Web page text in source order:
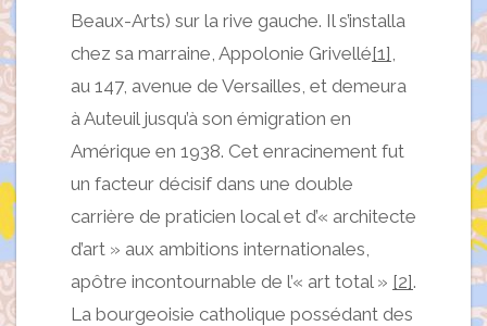
Beaux-Arts) sur la rive gauche. Il s’installa
chez sa marraine, Appolonie Grivellé[1]
au 147, avenue de Versailles, et demeura
à Auteuil jusqu’à son émigration en
Amérique en 1938. Cet enracinement fut
un facteur décisif dans une double
carrière de praticien local et d’« architecte
d’art » aux ambitions internationales,
apôtre incontournable de l’« art total » [2].
La bourgeoisie catholique possédant des